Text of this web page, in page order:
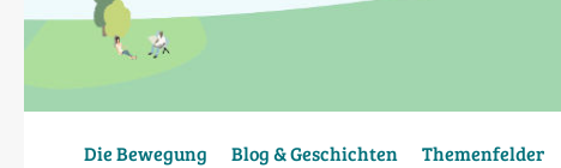
Die Bewegung Blog & Geschichten Themenfelder